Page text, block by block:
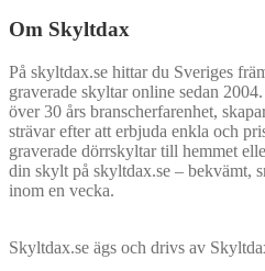
Om Skyltdax
På skyltdax.se hittar du Sveriges
graverade skyltar online sedan
över 30 års branscherfarenhet,
strävar efter att erbjuda enkla och
graverade dörrskyltar till hemmet
din skylt på skyltdax.se – bekvämt,
inom en vecka.
Skyltdax.se ägs och drivs av